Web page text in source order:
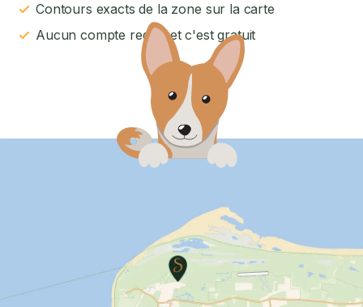
Contours exacts de la zone sur la carte
Aucun compte requis et c'est gratuit